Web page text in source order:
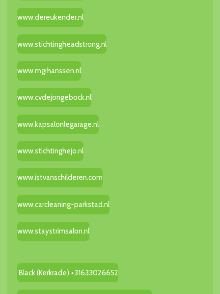
www.dereukender.nl
www.stichtingheadstrong.nl
www.mgrhanssen.nl
www.cvdejongebock.nl
www.kapsalonlegarage.nl
www.stichtinghejo.nl
www.istvanschilderen.com
www.carcleaning-parkstad.nl
www.staystrimsalon.nl
.Black (Kerkrade) +31633026652